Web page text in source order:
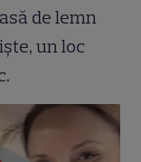
de lemn
un loc